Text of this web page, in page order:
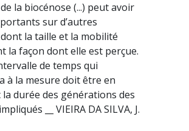
la biocénose (...) peut avoir
sur d’autres
la taille et la mobilité
la façon dont elle est perçue.
de temps qui
à la mesure doit être en
durée des générations des
__ VIEIRA DA SILVA, J.